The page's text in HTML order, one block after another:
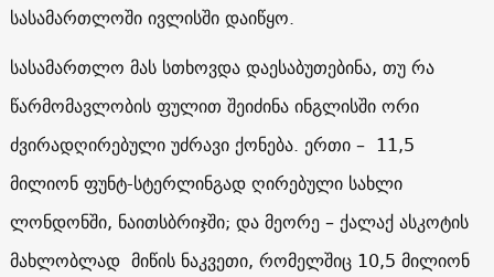
სასამართლოში ივლისში დაიწყო.
სასამართლო მას სთხოვდა დაესაბუთებინა, თუ რა
წარმომავლობის ფულით შეიძინა ინგლისში ორი
ძვირადღირებული უძრავი ქონება. ერთი – 11,5
მილიონ ფუნტ-სტერლინგად ღირებული სახლი
ლონდონში, ნაითსბრიჯში; და მეორე –ქალაქ ასკოტის
მახლობლად მიწის ნაკვეთი, რომელშიც 10,5 მილიონ